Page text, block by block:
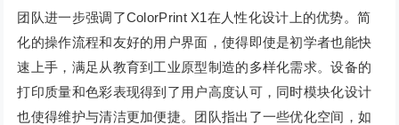
团队进一步强调了ColorPrint X1在人性化设计上的优势。简
化的操作流程和友好的用户界面，使得即使是初学者也能快
速上手，满足从教育到工业原型制造的多样化需求。设备的
打印质量和色彩表现得到了用户高度认可，同时模块化设计
也使得维护与清洁更加便捷。团队指出了一些优化空间，如